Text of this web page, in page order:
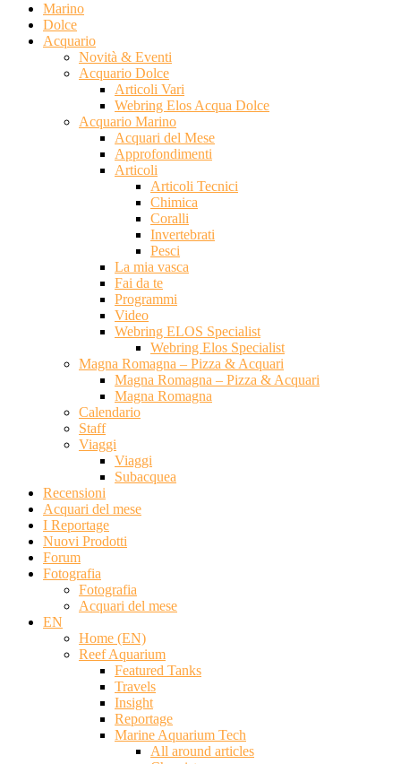
Marino
Dolce
Acquario
Novità & Eventi
Acquario Dolce
Articoli Vari
Webring Elos Acqua Dolce
Acquario Marino
Acquari del Mese
Approfondimenti
Articoli
Articoli Tecnici
Chimica
Coralli
Invertebrati
Pesci
La mia vasca
Fai da te
Programmi
Video
Webring ELOS Specialist
Webring Elos Specialist
Magna Romagna – Pizza & Acquari
Magna Romagna – Pizza & Acquari
Magna Romagna
Calendario
Staff
Viaggi
Viaggi
Subacquea
Recensioni
Acquari del mese
I Reportage
Nuovi Prodotti
Forum
Fotografia
Fotografia
Acquari del mese
EN
Home (EN)
Reef Aquarium
Featured Tanks
Travels
Insight
Reportage
Marine Aquarium Tech
All around articles